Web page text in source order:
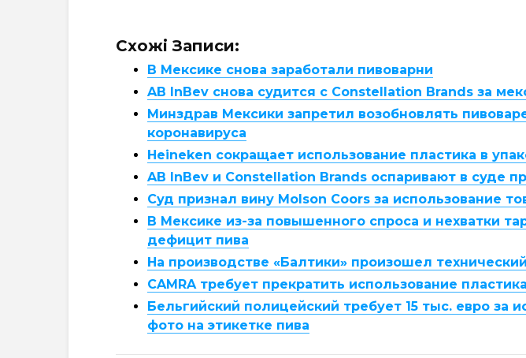
Схожі Записи:
В Мексике снова заработали пивоварни
AB InBev снова судится с Constellation Brands за
Минздрав Мексики запретил возобновлять
коронавируса
Heineken сокращает использование пластика в
AB InBev и Constellation Brands оспаривают в суде
Суд признал вину Molson Coors за использование
В Мексике из-за повышенного спроса и нехватки
дефицит пива
На производстве «Балтики» произошел
CAMRA требует прекратить использование
Бельгийский полицейский требует 15 тыс. евро за
фото на этикетке пива